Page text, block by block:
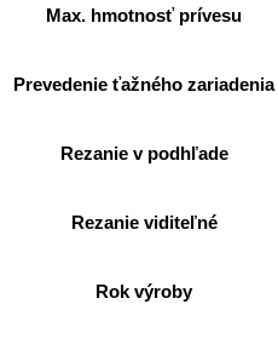
Max. hmotnosť prívesu
Prevedenie ťažného zariadenia
Rezanie v podhľade
Rezanie viditeľné
Rok výroby